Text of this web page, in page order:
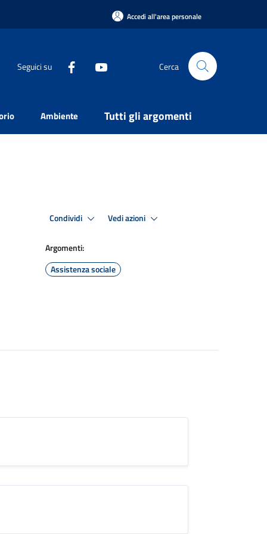
Accedi all'area personale
Seguici su Cerca
Ambiente Tutti gli argomenti
Condividi Vedi azioni
Argomenti:
Assistenza sociale